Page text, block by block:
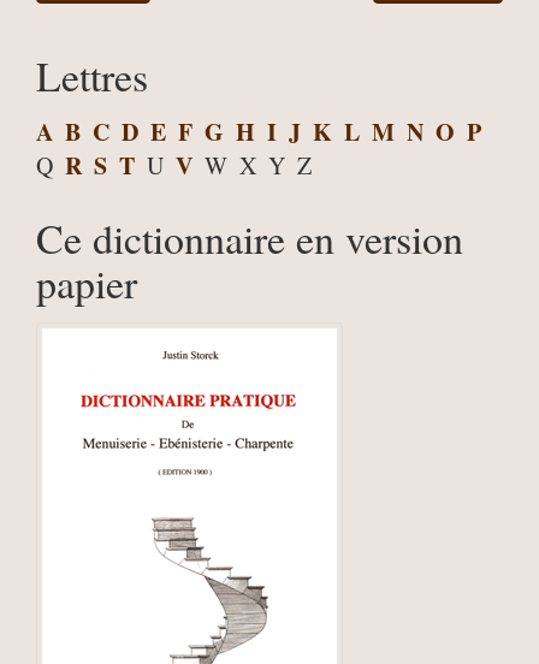
Lettres
A B C D E F G H I J K L M N O P
Q R S T U V W X Y Z
Ce dictionnaire en version
papier